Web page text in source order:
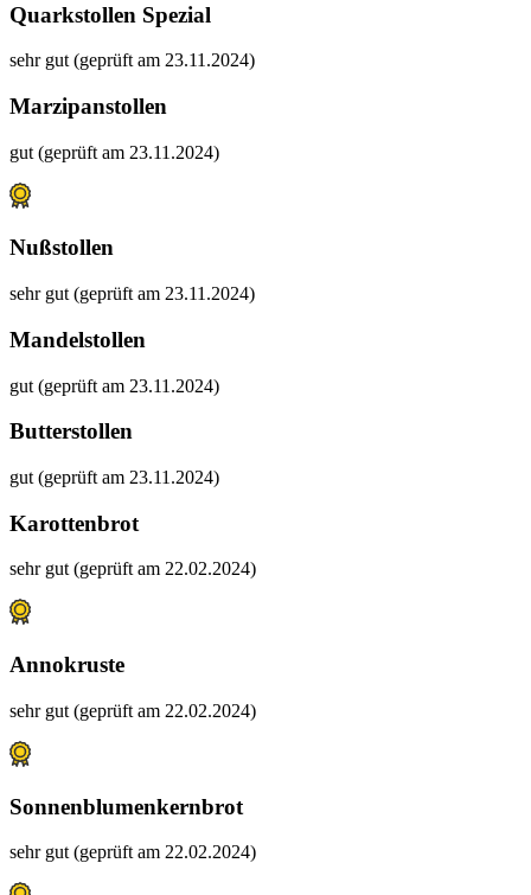
Quarkstollen Spezial
sehr gut (geprüft am 23.11.2024)
Marzipanstollen
gut (geprüft am 23.11.2024)
Nußstollen
sehr gut (geprüft am 23.11.2024)
Mandelstollen
gut (geprüft am 23.11.2024)
Butterstollen
gut (geprüft am 23.11.2024)
Karottenbrot
sehr gut (geprüft am 22.02.2024)
Annokruste
sehr gut (geprüft am 22.02.2024)
Sonnenblumenkernbrot
sehr gut (geprüft am 22.02.2024)